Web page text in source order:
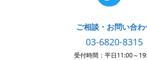
ご相談・お問い合わ
03-6820-8315
受付時間：平日11:00～